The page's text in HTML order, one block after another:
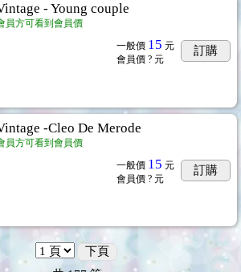
- Young couple
員方可看到會員價
一般價 15 元
會員價 ? 元
訂購
-Cleo De Merode
員方可看到會員價
一般價 15 元
會員價 ? 元
訂購
下頁